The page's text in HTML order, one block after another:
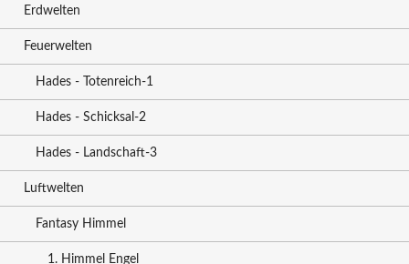
Erdwelten
Feuerwelten
Hades - Totenreich-1
Hades - Schicksal-2
Hades - Landschaft-3
Luftwelten
Fantasy Himmel
1. Himmel Engel